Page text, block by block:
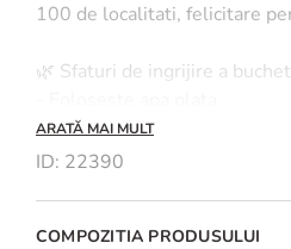
100 de localitati, felicitare
🌿 Sfaturi de ingrijire a
- Taie tulpinile si schimba apa
- Tine buchetul intr-un loc
ARATĂ MAI MULT
ID: 22390
COMPOZITIA PRODUSULUI